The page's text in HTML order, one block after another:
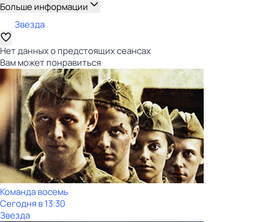
Больше информации
Звезда
Нет данных о предстоящих сеансах
Вам может понравиться
Команда восемь
Сегодня в 13:30
Звезда